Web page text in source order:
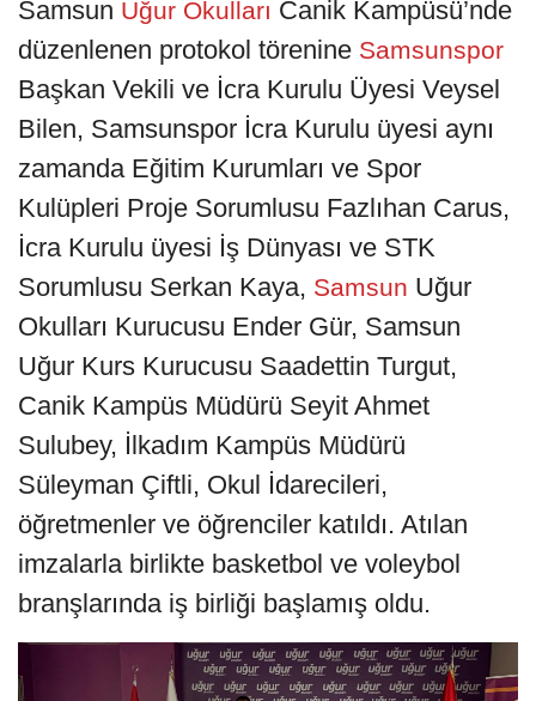
Samsun Uğur Okulları Canik Kampüsü’nde
düzenlenen protokol törenine Samsunspor
Başkan Vekili ve İcra Kurulu Üyesi Veysel
Bilen, Samsunspor İcra Kurulu üyesi aynı
zamanda Eğitim Kurumları ve Spor
Kulüpleri Proje Sorumlusu Fazlıhan Carus,
İcra Kurulu üyesi İş Dünyası ve STK
Sorumlusu Serkan Kaya, Samsun Uğur
Okulları Kurucusu Ender Gür, Samsun
Uğur Kurs Kurucusu Saadettin Turgut,
Canik Kampüs Müdürü Seyit Ahmet
Sulubey, İlkadım Kampüs Müdürü
Süleyman Çiftli, Okul İdarecileri,
öğretmenler ve öğrenciler katıldı. Atılan
imzalarla birlikte basketbol ve voleybol
branşlarında iş birliği başlamış oldu.